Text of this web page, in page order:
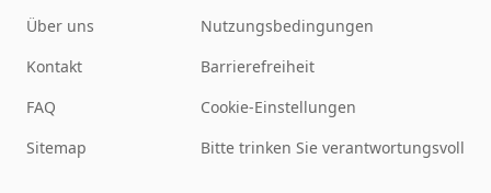
Über uns
Kontakt
FAQ
Sitemap
Nutzungsbedingungen
Barrierefreiheit
Cookie-Einstellungen
Bitte trinken Sie verantwortungsvoll